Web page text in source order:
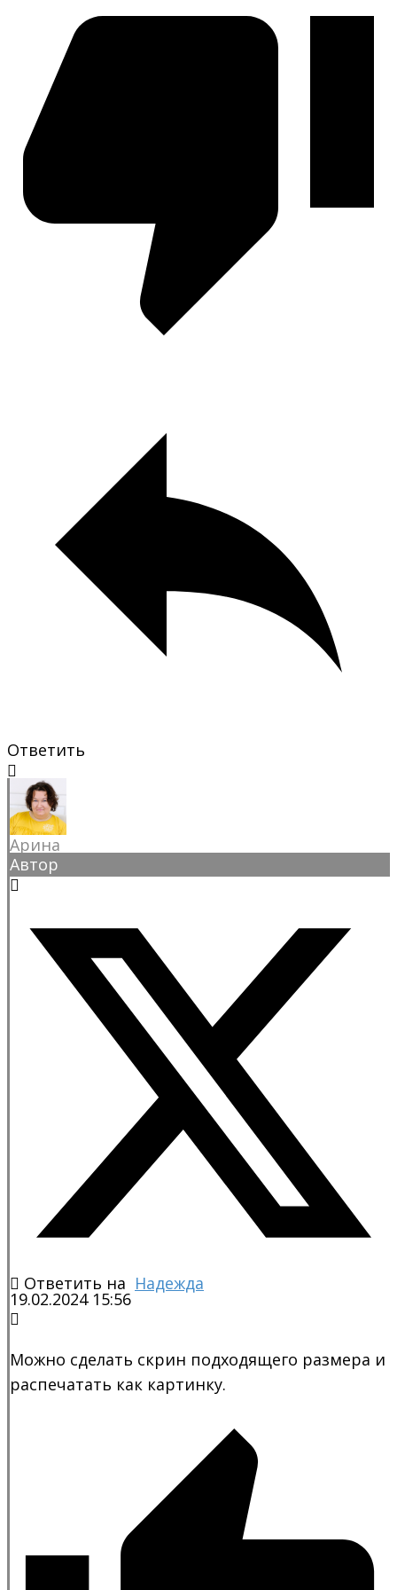
Ответить
Арина
Автор
Ответить на Надежда
19.02.2024 15:56
Можно сделать скрин подходящего размера и
распечатать как картинку.